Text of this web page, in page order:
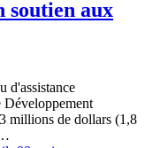
soutien aux
d'assistance
millions de dollars (1,8